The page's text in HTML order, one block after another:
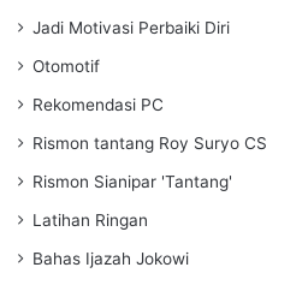
Jadi Motivasi Perbaiki Diri
Otomotif
Rekomendasi PC
Rismon tantang Roy Suryo CS
Rismon Sianipar 'Tantang'
Latihan Ringan
Bahas Ijazah Jokowi